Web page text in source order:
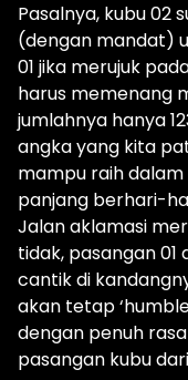
Pasalnya, kubu 02
(dengan mandat)
01 jika merujuk
harus memenang
jumlahnya hanya
angka yang kita
mampu raih
panjang berhari-
Jalan aklamasi
tidak, pasangan
cantik di
akan tetap
dengan penuh
pasangan kubu